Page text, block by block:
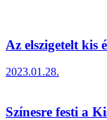
Az elszigetelt kis
2023.01.28.
Színesre festi a